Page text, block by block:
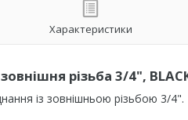
Характеристики
різьба 3/4",
із зовнішньою різьбою 3/4".